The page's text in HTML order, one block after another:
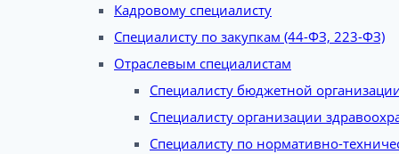
Кадровому специалисту
Специалисту по закупкам (44-ФЗ, 223-ФЗ)
Отраслевым специалистам
Специалисту бюджетной
Специалисту организации
Специалисту по нормативно-